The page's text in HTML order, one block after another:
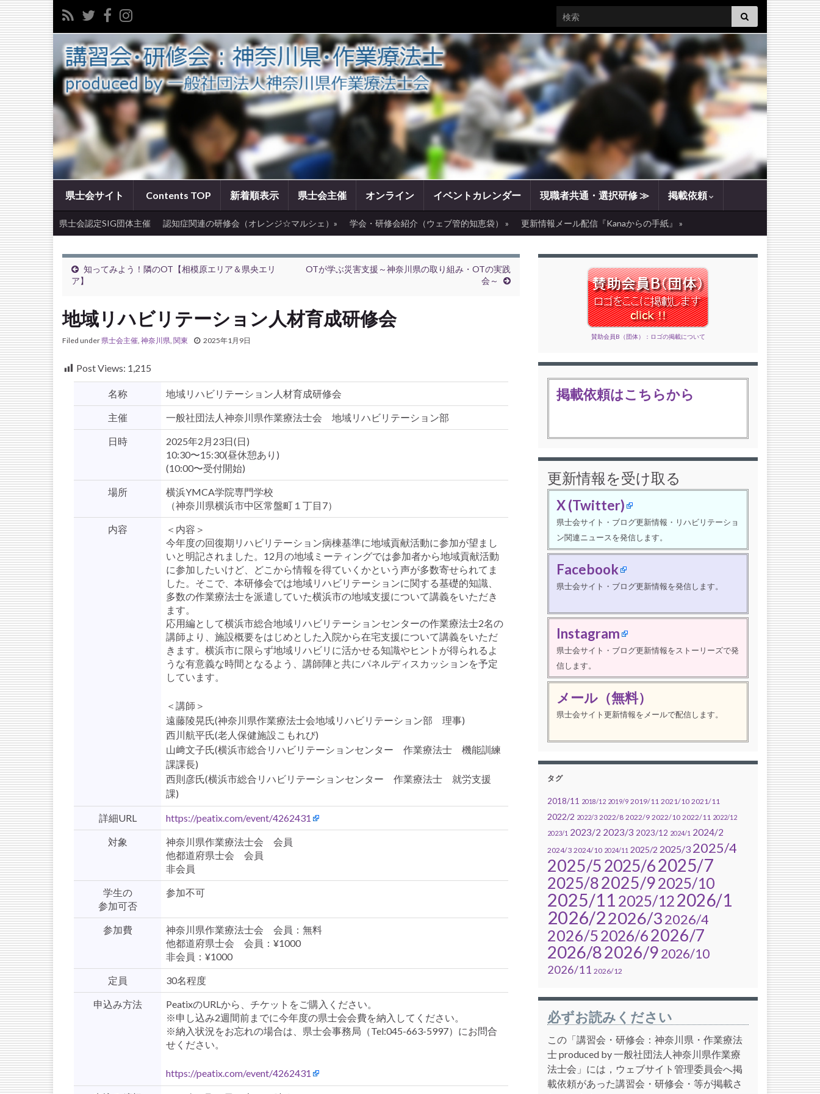
Search for:
県士会サイト Contents TOP 新着順表示 県士会主催 オンライン イベントカレンダー 現職者共通・選択研修 ≫ 掲載依頼
県士会認定SIG団体主催 認知症関連の研修会（オレンジ☆マルシェ）» 学会・研修会紹介（ウェブ管的知恵袋） » 更新情報メール配信『Kanaからの手紙』 »
知ってみよう！隣のOT【相模原エリア＆県央エリ
ア】
OTが学ぶ災害支援～神奈川県の取り組み・OTの実践
会～
地域リハビリテーション人材育成研修会
Filed under 県士会主催, 神奈川県, 関東 2025年1月9日
Post Views: 1,215
名称 地域リハビリテーション人材育成研修会
主催 一般社団法人神奈川県作業療法士会 地域リハビリテーション部
日時
2025年2月23日(日)
10:30〜15:30(昼休憩あり)
(10:00〜受付開始)
場所
横浜YMCA学院専門学校
（神奈川県横浜市中区常盤町１丁目7）
内容
＜内容＞
今年度の回復期リハビリテーション病棟基準に地域貢献活動に参加が望まし
いと明記されました。12月の地域ミーティングでは参加者から地域貢献活動
に参加したいけど、どこから情報を得ていくかという声が多数寄せられてま
した。そこで、本研修会では地域リハビリテーションに関する基礎的知識、
多数の作業療法士を派遣していた横浜市の地域支援について講義をいただき
ます。
応用編として横浜市総合地域リハビリテーションセンターの作業療法士2名の
講師より、施設概要をはじめとした入院から在宅支援について講義をいただ
きます。横浜市に限らず地域リハビリに活かせる知識やヒントが得られるよ
うな有意義な時間となるよう、講師陣と共にパネルディスカッションを予定
しています。
＜講師＞
遠藤陵晃氏(神奈川県作業療法士会地域リハビリテーション部 理事)
西川航平氏(老人保健施設こもれび)
山﨑文子氏(横浜市総合リハビリテーションセンター 作業療法士 機能訓練
課課長)
西則彦氏(横浜市総合リハビリテーションセンター 作業療法士 就労支援
課)
詳細URL https://peatix.com/event/4262431
対象
神奈川県作業療法士会 会員
他都道府県士会 会員
非会員
学生の
参加可否
参加不可
参加費
神奈川県作業療法士会 会員：無料
他都道府県士会 会員：¥1000
非会員：¥1000
定員 30名程度
申込み方法
PeatixのURLから、チケットをご購入ください。
※申し込み2週間前までに今年度の県士会会費を納入してください。
※納入状況をお忘れの場合は、県士会事務局（Tel:045-663-5997）にお問合
せください。
https://peatix.com/event/4262431
賛助会員B（団体）：ロゴの掲載について
掲載依頼はこちらから
更新情報を受け取る
X (Twitter)
県士会サイト・ブログ更新情報・リハビリテーショ
ン関連ニュースを発信します。
Facebook
県士会サイト・ブログ更新情報を発信します。
Instagram
県士会サイト・ブログ更新情報をストーリーズで発
信します。
メール（無料）
県士会サイト更新情報をメールで配信します。
タグ
2018/11 2018/12 2019/9 2019/11 2021/10 2021/11
2022/2 2022/3 2022/8 2022/9 2022/10 2022/11 2022/12
2023/1 2023/2 2023/3 2023/12 2024/1 2024/2
2024/3 2024/10 2024/11 2025/2 2025/3 2025/4
2025/52025/62025/7
2025/82025/92025/10
2025/11 2025/122026/1
2026/22026/32026/4
2026/52026/62026/7
2026/82026/9 2026/10
2026/11 2026/12
必ずお読みください
この「講習会・研修会：神奈川県・作業療法
士 produced by 一般社団法人神奈川県作業療
法士会」には，ウェブサイト管理委員会へ掲
載依頼があった講習会・研修会・等が掲載さ